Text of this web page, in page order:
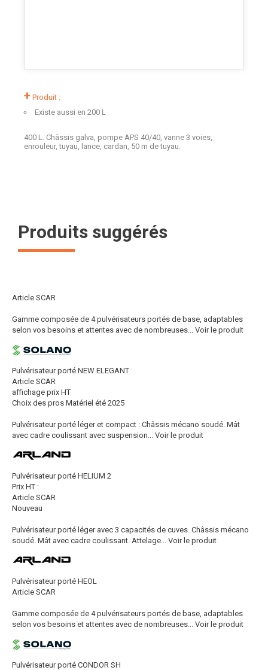
+ Produit :
Existe aussi en 200 L
400 L. Châssis galva, pompe APS 40/40, vanne 3 voies,
enrouleur, tuyau, lance, cardan, 50 m de tuyau.
Produits suggérés
Article SCAR
Gamme composée de 4 pulvérisateurs portés de base, adaptables
selon vos besoins et attentes avec de nombreuses...
Voir le produit
Pulvérisateur porté NEW ELEGANT
Article SCAR
affichage prix HT
Choix des pros Matériel été 2025
Pulvérisateur porté léger et compact : Châssis mécano soudé. Mât
avec cadre coulissant avec suspension...
Voir le produit
Pulvérisateur porté HELIUM 2
Prix HT :
Article SCAR
Nouveau
Pulvérisateur porté léger avec 3 capacités de cuves. Châssis mécano
soudé. Mât avec cadre coulissant. Attelage...
Voir le produit
Pulvérisateur porté HEOL
Article SCAR
Gamme composée de 4 pulvérisateurs portés de base, adaptables
selon vos besoins et attentes avec de nombreuses...
Voir le produit
Pulvérisateur porté CONDOR SH